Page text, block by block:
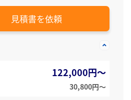
見積書を依頼
122,000円～
30,800円〜